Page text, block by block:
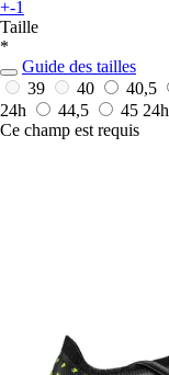
+-1
Taille
*
Guide des tailles
39
40 40,5
24h
44,5 45 24h
Ce champ est requis